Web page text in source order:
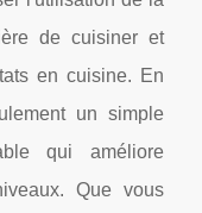
de cuisiner et
en cuisine. En
un simple
qui améliore
Que vous